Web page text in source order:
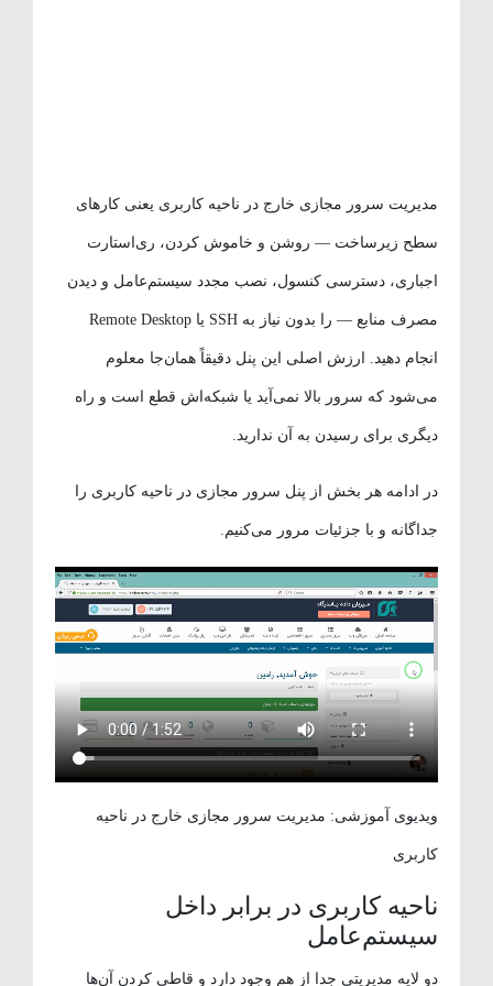
مدیریت سرور مجازی خارج در ناحیه کاربری یعنی کارهای
سطح زیرساخت — روشن و خاموش کردن، ری‌استارت
اجباری، دسترسی کنسول، نصب مجدد سیستم‌عامل و دیدن
مصرف منابع — را بدون نیاز به SSH یا Remote Desktop
انجام دهید. ارزش اصلی این پنل دقیقاً همان‌جا معلوم
می‌شود که سرور بالا نمی‌آید یا شبکه‌اش قطع است و راه
دیگری برای رسیدن به آن ندارید.
در ادامه هر بخش از پنل سرور مجازی در ناحیه کاربری را
جداگانه و با جزئیات مرور می‌کنیم.
ویدیوی آموزشی: مدیریت سرور مجازی خارج در ناحیه
کاربری
ناحیه کاربری در برابر داخل
سیستم‌عامل
دو لایه مدیریتی جدا از هم وجود دارد و قاطی کردن آن‌ها